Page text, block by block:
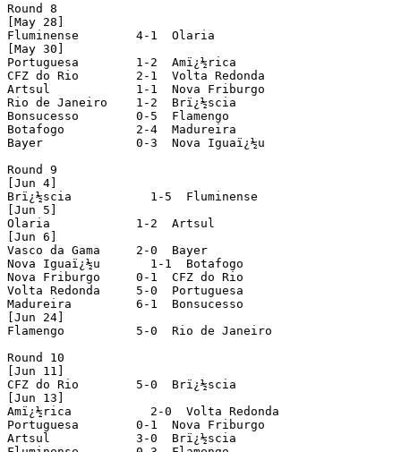
Round 8
[May 28]
Fluminense        4-1  Olaria
[May 30]
Portuguesa        1-2  Amï¿½rica
CFZ do Rio        2-1  Volta Redonda
Artsul            1-1  Nova Friburgo
Rio de Janeiro    1-2  Brï¿½scia
Bonsucesso        0-5  Flamengo
Botafogo          2-4  Madureira
Bayer             0-3  Nova Iguaï¿½u
Round 9
[Jun 4]
Brï¿½scia           1-5  Fluminense
[Jun 5]
Olaria            1-2  Artsul
[Jun 6]
Vasco da Gama     2-0  Bayer
Nova Iguaï¿½u       1-1  Botafogo
Nova Friburgo     0-1  CFZ do Rio
Volta Redonda     5-0  Portuguesa
Madureira         6-1  Bonsucesso
[Jun 24]
Flamengo          5-0  Rio de Janeiro
Round 10
[Jun 11]
CFZ do Rio        5-0  Brï¿½scia
[Jun 13]
Amï¿½rica           2-0  Volta Redonda
Portuguesa        0-1  Nova Friburgo
Artsul            3-0  Brï¿½scia